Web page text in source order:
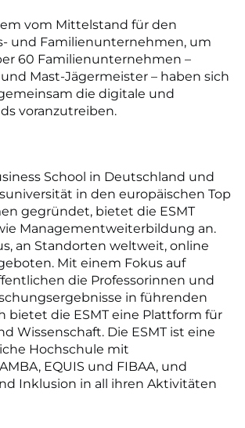
vom Mittelstand für den
und Familienunternehmen, um
60 Familienunternehmen –
Mast-Jägermeister – haben sich
die digitale und
voranzutreiben.
School in Deutschland und
in den europäischen Top
gegründet, bietet die ESMT
Managementweiterbildung an.
an Standorten weltweit, online
Mit einem Fokus auf
die Professorinnen und
in führenden
bietet die ESMT eine Plattform für
Wissenschaft. Die ESMT ist eine
Hochschule mit
EQUIS und FIBAA, und
Inklusion in all ihren Aktivitäten